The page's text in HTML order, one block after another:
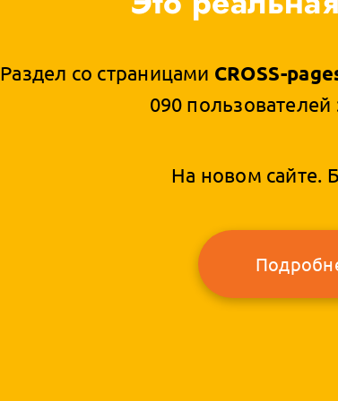
Раздел со страницами CROSS-
090 пользователей
На новом сайте.